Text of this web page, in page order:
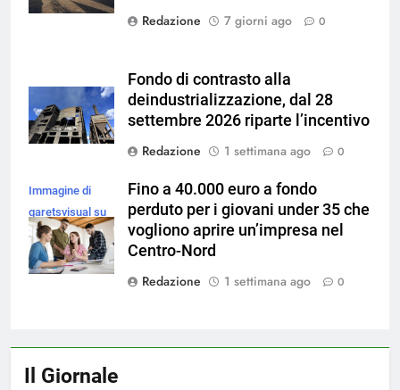
Redazione
7 giorni ago 0
Fondo di contrasto alla
deindustrializzazione, dal 28
settembre 2026 riparte l’incentivo
Redazione
1 settimana ago 0
Immagine di
garetsvisual su
Magnific
Fino a 40.000 euro a fondo
perduto per i giovani under 35 che
vogliono aprire un’impresa nel
Centro-Nord
Redazione
1 settimana ago 0
Il Giornale